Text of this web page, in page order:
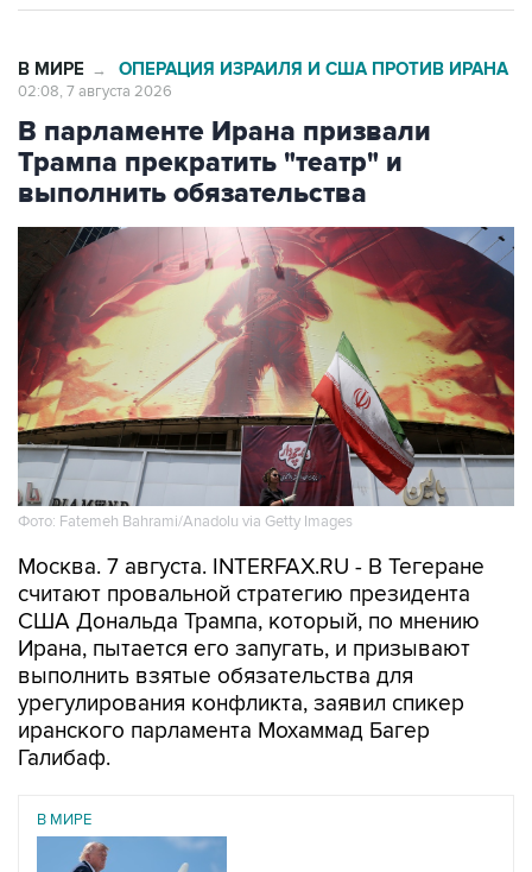
В МИРЕ → ОПЕРАЦИЯ ИЗРАИЛЯ И США ПРОТИВ ИРАНА
02:08, 7 августа 2026
В парламенте Ирана призвали
Трампа прекратить "театр" и
выполнить обязательства
Фото: Fatemeh Bahrami/Anadolu via Getty Images
Москва. 7 августа. INTERFAX.RU - В Тегеране
считают провальной стратегию президента
США Дональда Трампа, который, по мнению
Ирана, пытается его запугать, и призывают
выполнить взятые обязательства для
урегулирования конфликта, заявил спикер
иранского парламента Мохаммад Багер
Галибаф.
В МИРЕ